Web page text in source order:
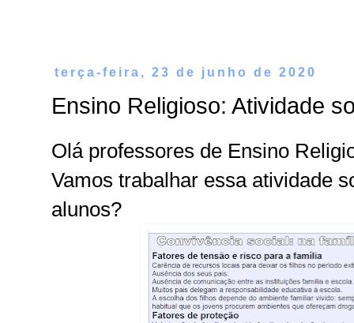
terça-feira, 23 de junho de 2020
Ensino Religioso: Atividade
Olá professores de Ensino
Vamos trabalhar essa atividade
alunos?